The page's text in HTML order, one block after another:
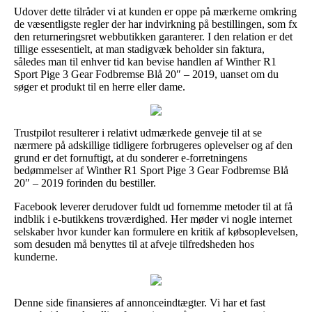
Udover dette tilråder vi at kunden er oppe på mærkerne omkring
de væsentligste regler der har indvirkning på bestillingen, som fx
den returneringsret webbutikken garanterer. I den relation er det
tillige essesentielt, at man stadigvæk beholder sin faktura,
således man til enhver tid kan bevise handlen af Winther R1
Sport Pige 3 Gear Fodbremse Blå 20″ – 2019, uanset om du
søger et produkt til en herre eller dame.
Trustpilot resulterer i relativt udmærkede genveje til at se
nærmere på adskillige tidligere forbrugeres oplevelser og af den
grund er det fornuftigt, at du sonderer e-forretningens
bedømmelser af Winther R1 Sport Pige 3 Gear Fodbremse Blå
20″ – 2019 forinden du bestiller.
Facebook leverer derudover fuldt ud fornemme metoder til at få
indblik i e-butikkens troværdighed. Her møder vi nogle internet
selskaber hvor kunder kan formulere en kritik af købsoplevelsen,
som desuden må benyttes til at afveje tilfredsheden hos
kunderne.
Denne side finansieres af annonceindtægter. Vi har et fast